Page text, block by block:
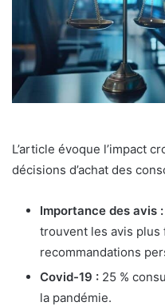
L’article évoque l’impact
décisions d’achat des
Importance des avis :
trouvent les avis plus
recommandations
Covid-19 : 25 %
la pandémie.